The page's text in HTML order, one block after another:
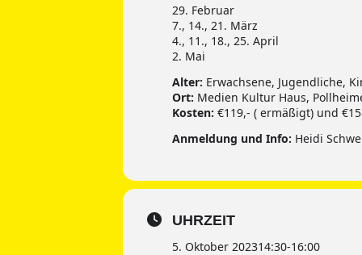
29. Februar
7., 14., 21. März
4., 11., 18., 25. April
2. Mai
Alter: Erwachsene, Jugendliche,
Ort: Medien Kultur Haus,
Kosten: €119,- ( ermäßigt) und
Anmeldung und Info: Heidi
UHRZEIT
5. Oktober 202314:30-16:00